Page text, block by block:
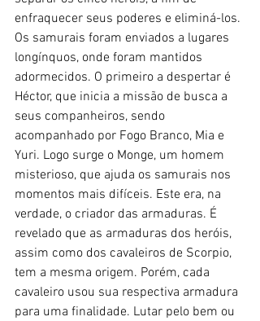
enfraquecer seus poderes e eliminá-los.
Os samurais foram enviados a lugares
longínquos, onde foram mantidos
adormecidos. O primeiro a despertar é
Héctor, que inicia a missão de busca a
seus companheiros, sendo
acompanhado por Fogo Branco, Mia e
Yuri. Logo surge o Monge, um homem
misterioso, que ajuda os samurais nos
momentos mais difíceis. Este era, na
verdade, o criador das armaduras. É
revelado que as armaduras dos heróis,
assim como dos cavaleiros de Scorpio,
tem a mesma origem. Porém, cada
cavaleiro usou sua respectiva armadura
para uma finalidade. Lutar pelo bem ou